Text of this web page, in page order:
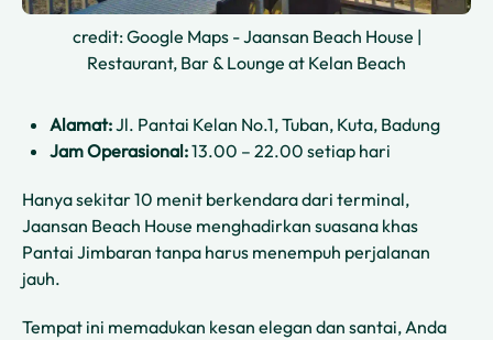
credit: Google Maps - Jaansan Beach House |
Restaurant, Bar & Lounge at Kelan Beach
Alamat:Jl. Pantai Kelan No.1, Tuban, Kuta, Badung
Jam Operasional:13.00 – 22.00 setiap hari
Hanya sekitar 10 menit berkendara dari terminal,
Jaansan Beach House menghadirkan suasana khas
Pantai Jimbaran tanpa harus menempuh perjalanan
jauh.
Tempat ini memadukan kesan elegan dan santai, Anda